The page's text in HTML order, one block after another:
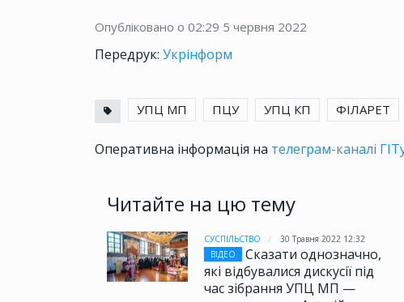
Опубліковано о 02:29 5 червня 2022
Передрук: Укрінформ
УПЦ МП ПЦУ УПЦ КП ФІЛАРЕТ
Оперативна інформація на телеграм-каналі
Читайте на цю тему
СУСПІЛЬСТВО
30 Травня 2022 12:32
ВІДЕО
Сказати однозначно,
які відбувалися дискусії під
час зібрання УПЦ МП —